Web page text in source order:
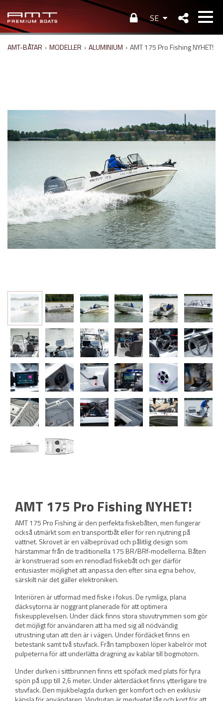
SE
AMT-BÅTAR › MODELLER › ALUMINIUM › AMT 175 Pro Fishing NYHET!
AMT 175 Pro Fishing NYHET!
AMT 175 Pro Fishing är den perfekta fiskebåten, men fungerar
också utmärkt som en transportbåt eller för ren njutning på
vattnet. Skrovet är en välbeprövad och pålitlig design som
härstammar från de traditionella 175 BR/BRf-modellerna. Båten
är konstruerad som en renodlad fiskebåt och ger därför
entusiaster möjlighet att anpassa den efter sina egna behov,
särskilt när det gäller elektroniken.
Interiören är utformad med fiske i fokus. De rymliga, plana
däcksytorna är noggrant planerade för att optimera
fiskeupplevelsen. Under däck finns stora stuvutrymmen som gör
det möjligt för användaren att ha med sig all nödvändig
utrustning utan att den är i vägen. Under fördäcket finns en
betestank samt två stuvfack. Från tampboxen löper kabelrör mot
pulpeterna för att underlätta dragning av kablar till bogmotorn.
Under durken i sittbrunnen finns ett spöfack med plats för fyra
spön på upp till 2,6 meter. Under akterdäcket finns ytterligare tre
stuvfack. Den mjukbelagda durken ger komfort och en exklusiv